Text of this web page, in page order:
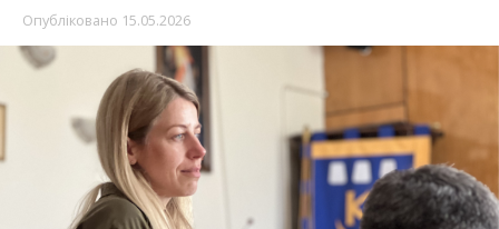
Опубліковано 15.05.2026